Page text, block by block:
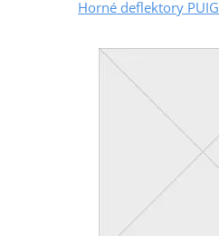
Horné deflektory